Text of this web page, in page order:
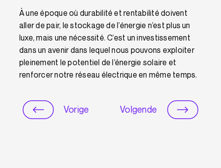
À une époque où durabilité et rentabilité doivent
aller de pair, le stockage de l’énergie n’est plus un
luxe, mais une nécessité. C’est un investissement
dans un avenir dans lequel nous pouvons exploiter
pleinement le potentiel de l’énergie solaire et
renforcer notre réseau électrique en même temps.
Vorige Volgende